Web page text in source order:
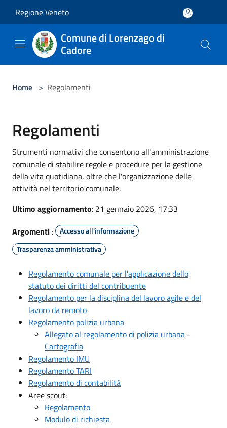
Regione Veneto
Comune di Lorenzago di
Cadore
Home > Regolamenti
Regolamenti
Strumenti normativi che consentono all'amministrazione
comunale di stabilire regole e procedure per la gestione
della vita quotidiana, oltre che l'organizzazione delle
attività nel territorio comunale.
Ultimo aggiornamento: 21 gennaio 2026, 17:33
Argomenti :
Accesso all'informazione
Trasparenza amministrativa
Regolamento comunale per l’applicazione dello
statuto dei diritti del contribuente
Regolamento per la disciplina del lavoro agile e del
lavoro da remoto
Regolamento polizia urbana
Allegato al regolamento di polizia urbana -
Cartografia
Regolamento IMU
Regolamento TARI
Regolamento di contabilità
Aree scout:
Regolamento
Modulo di richiesta